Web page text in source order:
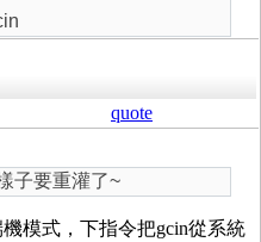
quote
子要重灌了~
模式，下指令把gcin從系統